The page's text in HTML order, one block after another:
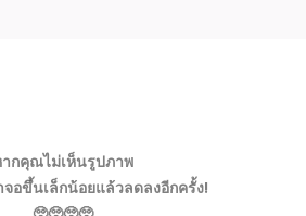
กคุณไม่เห็นรูปภาพ
อขึ้นเล็กน้อยแล้วลดลงอีกครั้ง!